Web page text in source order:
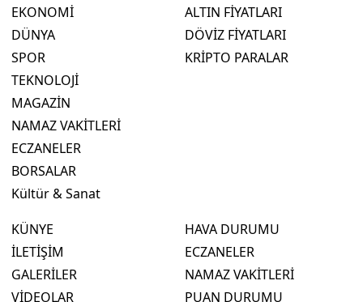
EKONOMİ
DÜNYA
SPOR
TEKNOLOJİ
MAGAZİN
NAMAZ VAKİTLERİ
ECZANELER
BORSALAR
Kültür & Sanat
ALTIN FİYATLARI
DÖVİZ FİYATLARI
KRİPTO PARALAR
KÜNYE
İLETİŞİM
GALERİLER
VİDEOLAR
HAVA DURUMU
ECZANELER
NAMAZ VAKİTLERİ
PUAN DURUMU